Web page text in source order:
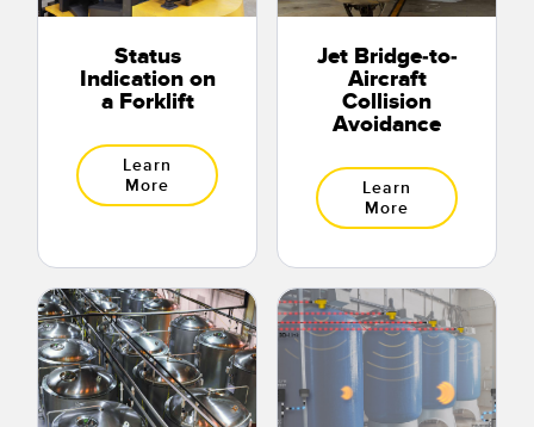
Status
Indication on
a Forklift
Learn
More
Jet Bridge-to-
Aircraft
Collision
Avoidance
Learn
More